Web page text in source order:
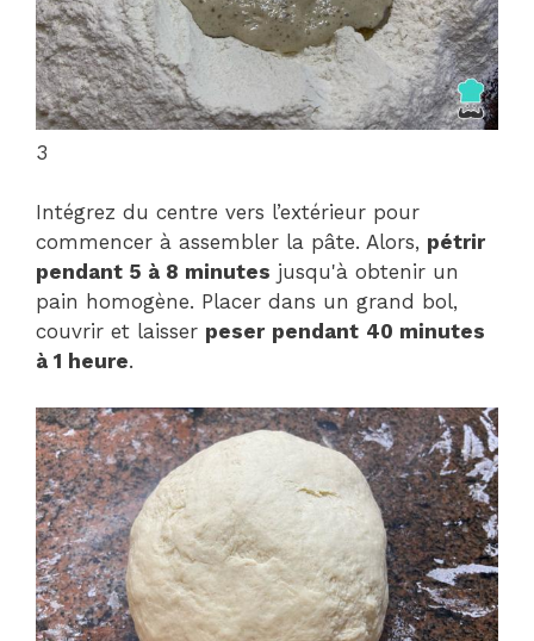
3
Intégrez du centre vers l’extérieur pour
commencer à assembler la pâte. Alors, pétrir
pendant 5 à 8 minutes jusqu'à obtenir un
pain homogène. Placer dans un grand bol,
couvrir et laisser peser pendant 40 minutes
à 1 heure.